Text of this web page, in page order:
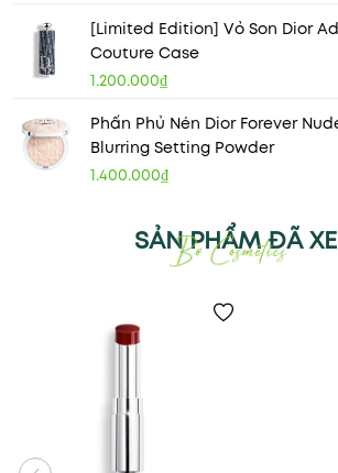
[Limited Edition] Vỏ Son Dior
Couture Case
1.200.000₫
Phấn Phủ Nén Dior Forever
Blurring Setting Powder
1.400.000₫
SẢN PHẨM ĐÃ